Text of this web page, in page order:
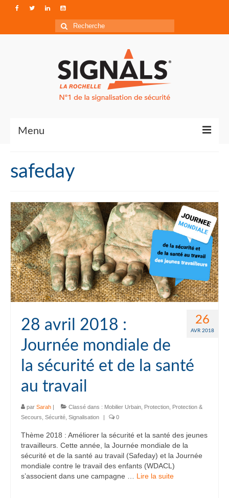
Rechercher
:
Menu
Qui sommes-nous ?
Accéder à Signals
safeday
26
AVR 2018
28 avril 2018 :
Journée mondiale de
la sécurité et de la santé
au travail
par Sarah Classé dans : Mobilier Urbain, Protection, Protection &
Secours, Sécurité, Signalisation 0
Thème 2018 : Améliorer la sécurité et la santé des jeunes
travailleurs. Cette année, la Journée mondiale de la
sécurité et de la santé au travail (Safeday) et la Journée
mondiale contre le travail des enfants (WDACL)
s’associent dans une campagne … Lire la suite­­